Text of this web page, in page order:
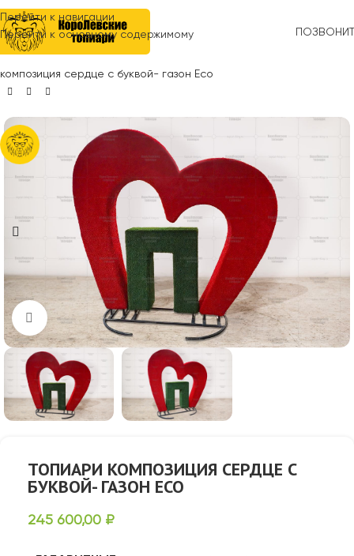
Перейти к навигации
Перейти к основному содержимому
Главная»Топиари»Благоустройство города
композиция сердце с буквой- газон Eco
Нажмите, чтобы увеличить
ТОПИАРИ КОМПОЗИЦИЯ СЕРДЦЕ С
БУКВОЙ- ГАЗОН ECO
245 600,00 ₽